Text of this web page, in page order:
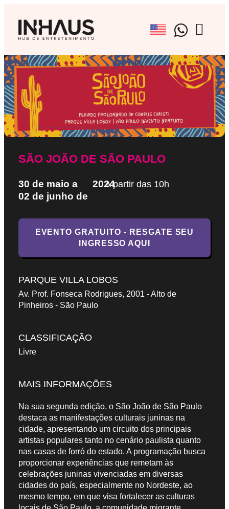
SÃO JOÃO DE SÃO PAULO
30 de maio a
02 de junho de
2024A partir das 10h
EVENTO GRATUITO - RESGATE SEU
INGRESSO AQUI
PARQUE VILLA LOBOS
Av. Prof. Fonseca Rodrigues, 2001 - Alto de
Pinheiros - São Paulo
CLASSIFICAÇÃO
Livre
MAIS INFORMAÇÕES
Na sua segunda edição, o São João de São Paulo
destaca as manifestações culturais juninas na
cidade, apresentando um circuito dos principais
artistas populares tanto no cenário paulista quanto
nas casas de forró do estado. A programação busca
proporcionar experiências que remetam às
celebrações juninas vivenciadas em diversas
cidades do país, especialmente no Nordeste, ao
mesmo tempo, em que visa fortalecer as culturas